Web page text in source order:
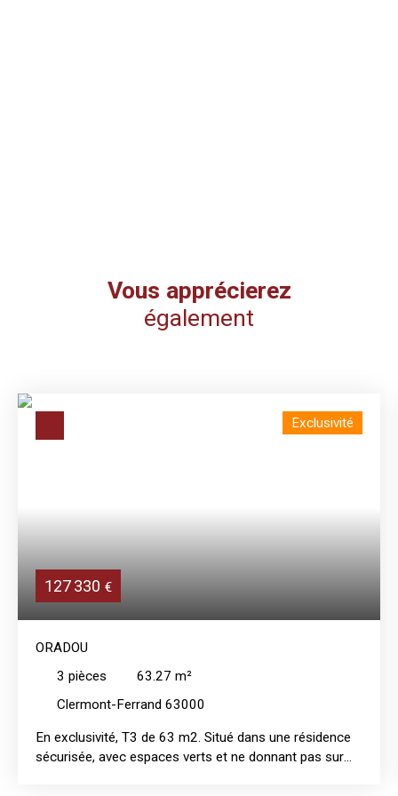
Vous apprécierez
également
127 330 €
Exclusivité
ORADOU
3 pièces 63.27 m²
Clermont-Ferrand 63000
En exclusivité, T3 de 63 m2. Situé dans une résidence
sécurisée, avec espaces verts et ne donnant pas sur